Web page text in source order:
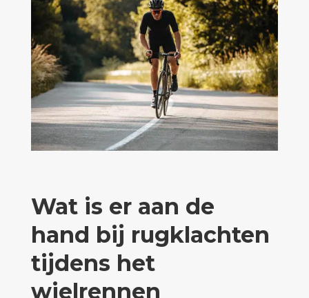
Wat is er aan de
hand bij rugklachten
tijdens het
wielrennen